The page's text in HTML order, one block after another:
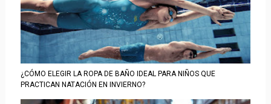
¿CÓMO ELEGIR LA ROPA DE BAÑO IDEAL PARA NIÑOS QUE
PRACTICAN NATACIÓN EN INVIERNO?